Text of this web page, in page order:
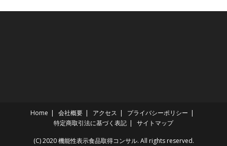
Home 会社概要 アクセス
プライバシーポリシー
特定商取引法に基づく表記
サイトマップ
(C) 2020 機能性表示食品取得コンサル. All rights reserved.